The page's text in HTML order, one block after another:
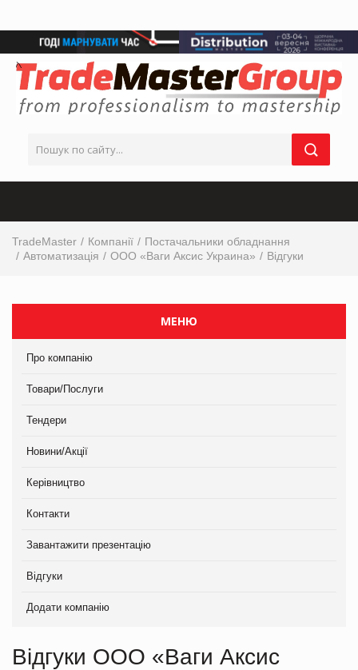
TradeMaster Компанії
Постачальники обладнання
Автоматизація
ООО «Ваги Аксис Украина» Відгуки
МЕНЮ
Про компанію
Товари/Послуги
Тендери
Новини/Акції
Керівництво
Контакти
Завантажити презентацію
Відгуки
Додати компанію
Відгуки ООО «Ваги Аксис